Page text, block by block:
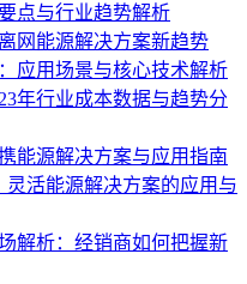
点与行业趋势解析
网能源解决方案新趋势
应用场景与核心技术解析
年行业成本数据与趋势分
能源解决方案与应用指南
灵活能源解决方案的应用与
解析：经销商如何把握新